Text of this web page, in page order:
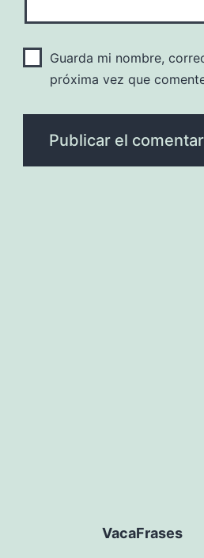
Guarda mi nombre,
próxima vez que
VacaFrases